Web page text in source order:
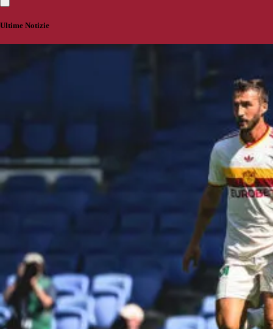
Ultime Notizie